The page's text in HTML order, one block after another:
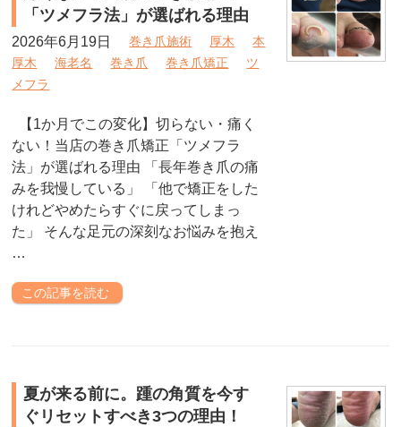
「ツメフラ法」が選ばれる理由
2026年6月19日 巻き爪施術 厚木
本
厚木
海老名 巻き爪 巻き爪矯正
ツ
メフラ
【1か月でこの変化】切らない・痛く
ない！当店の巻き爪矯正「ツメフラ
法」が選ばれる理由 「長年巻き爪の痛
みを我慢している」 「他で矯正をした
けれどやめたらすぐに戻ってしまっ
た」 そんな足元の深刻なお悩みを抱え
…
この記事を読む
夏が来る前に。踵の角質を今す
ぐリセットすべき3つの理由！